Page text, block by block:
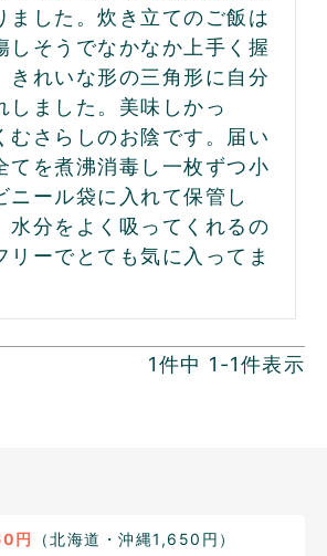
ました。炊き立てのご飯は
しそうでなかなか上手く握
きれいな形の三角形に自分
しました。美味しかっ
むさらしのお陰です。届い
てを煮沸消毒し一枚ずつ小
ニール袋に入れて保管し
水分をよく吸ってくれるの
リーでとても気に入ってま
1件中 1 -1件表示
円
（北海道・沖縄1,650円）